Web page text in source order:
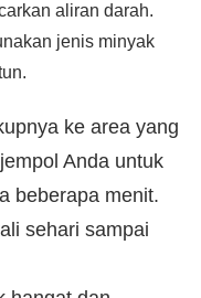
aliran darah.
jenis minyak
ke area yang
Anda untuk
beberapa menit.
sehari sampai